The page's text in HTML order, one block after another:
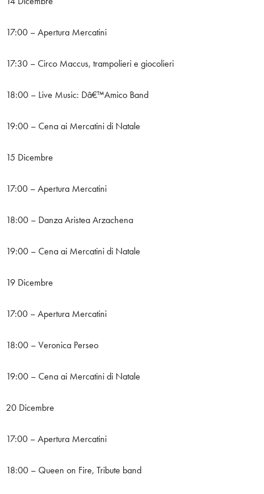
17:00 – Apertura Mercatini
17:30 – Circo Maccus, trampolieri e giocolieri
18:00 – Live Music: Dâ€™Amico Band
19:00 – Cena ai Mercatini di Natale
15 Dicembre
17:00 – Apertura Mercatini
18:00 – Danza Aristea Arzachena
19:00 – Cena ai Mercatini di Natale
19 Dicembre
17:00 – Apertura Mercatini
18:00 – Veronica Perseo
19:00 – Cena ai Mercatini di Natale
20 Dicembre
17:00 – Apertura Mercatini
18:00 – Queen on Fire, Tribute band